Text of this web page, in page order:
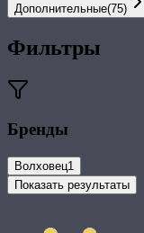
Дополнительные(75)
Фильтры
Бренды
Волховец1
Показать результаты